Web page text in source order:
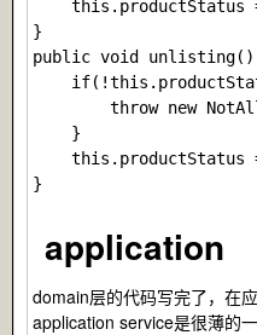
this.productStatus
}
public void
throw new
    }
this.productStatus
application
domain层的代码写完了，在应
application service是很薄的